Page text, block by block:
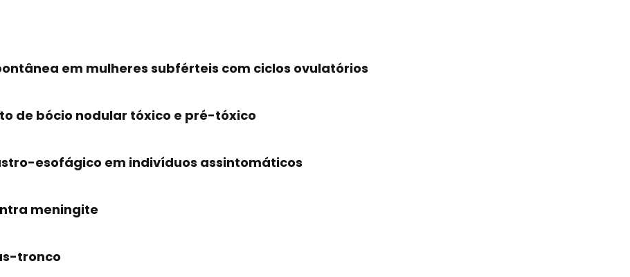
em mulheres subférteis com ciclos ovulatórios
de bócio nodular tóxico e pré-tóxico
esofágico em indivíduos assintomáticos
meningite
tronco